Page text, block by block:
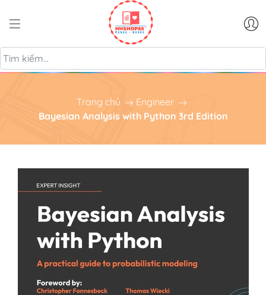
Trang chủ
Engineer
Bayesian Analysis with Python 3rd Edition